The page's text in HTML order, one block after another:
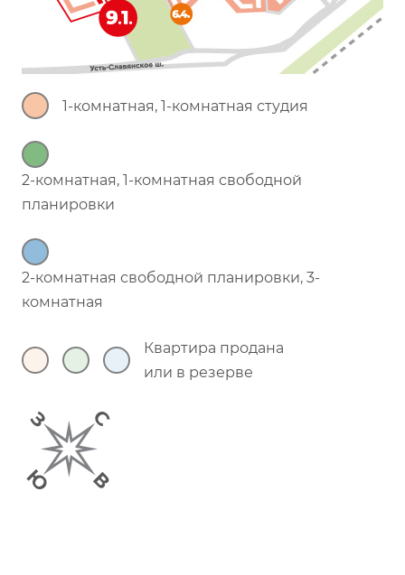
1-комнатная, 1-комнатная студия
2-комнатная, 1-комнатная свободной
планировки
2-комнатная свободной планировки, 3-
комнатная
Квартира продана
или в резерве